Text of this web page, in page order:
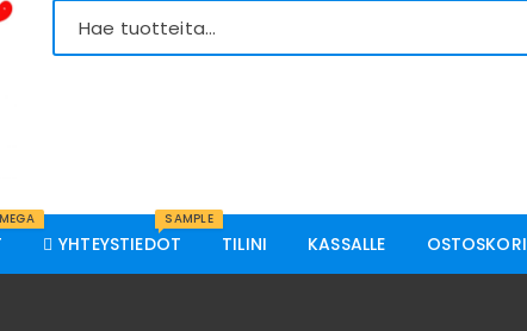
MEGA
YHTEYSTIEDOT
SAMPLE
TILINI KASSALLE OSTOSKORI